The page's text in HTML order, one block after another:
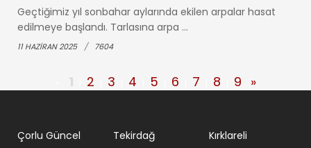
Geçtiğimiz yıl sonbahar aylarında ekilen arpalar hasat
edilmeye başlandı. Tarlasına arpa ...
11 HAZIRAN 2025 7604
1 2 3 4 5 6 7 8 9 »
Çorlu Güncel Tekirdağ
Kırklareli